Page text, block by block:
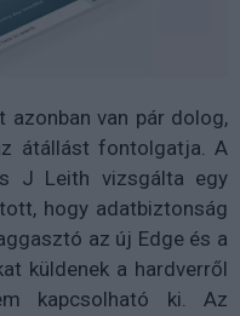
azonban van pár dolog,
átállást fontolgatja. A
J Leith vizsgálta egy
hogy adatbiztonság
az új Edge és a
küldenek a hardverről
kapcsolható ki. Az